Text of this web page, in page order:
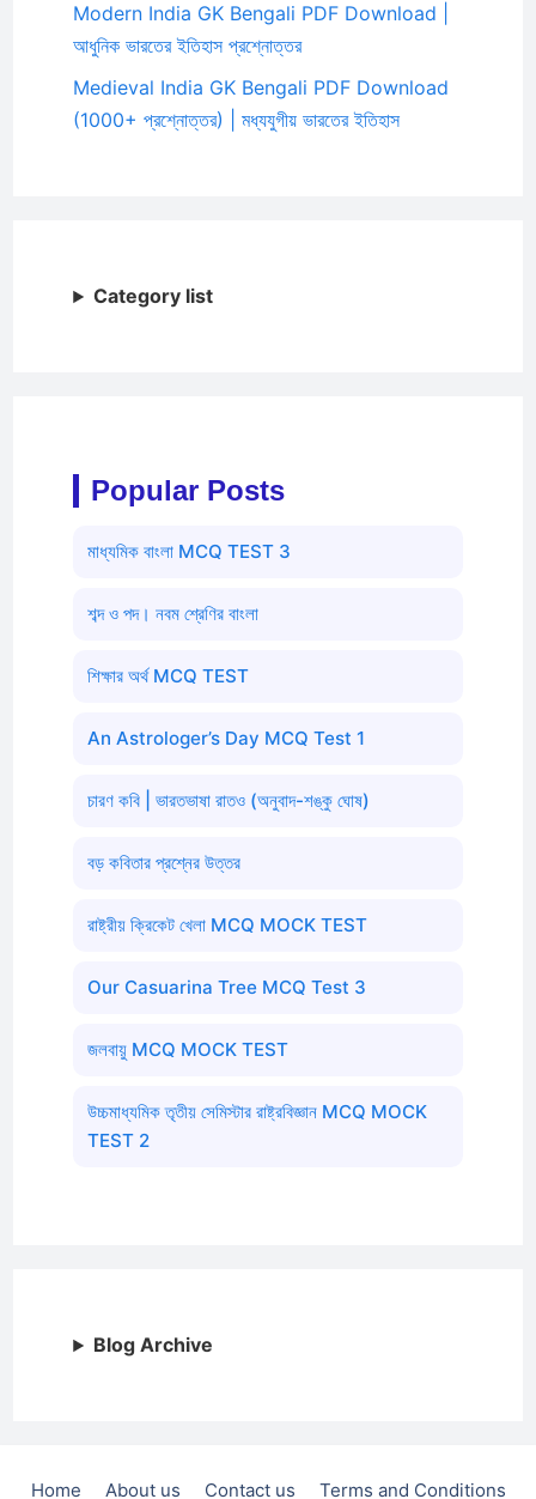
Modern India GK Bengali PDF Download |
আধুনিক ভারতের ইতিহাস প্রশ্নোত্তর
Medieval India GK Bengali PDF Download
(1000+ প্রশ্নোত্তর) | মধ্যযুগীয় ভারতের ইতিহাস
Category list
Popular Posts
মাধ্যমিক বাংলা MCQ TEST 3
শব্দ ও পদ। নবম শ্রেণির বাংলা
শিক্ষার অর্থ MCQ TEST
An Astrologer’s Day MCQ Test 1
চারণ কবি | ভারতভাষা রাতও (অনুবাদ-শঙ্কু ঘোষ)
বড় কবিতার প্রশ্নের উত্তর
রাষ্ট্রীয় ক্রিকেট খেলা MCQ MOCK TEST
Our Casuarina Tree MCQ Test 3
জলবায়ু MCQ MOCK TEST
উচ্চমাধ্যমিক তৃতীয় সেমিস্টার রাষ্ট্রবিজ্ঞান MCQ MOCK
TEST 2
Blog Archive
Home About us Contact us Terms and Conditions